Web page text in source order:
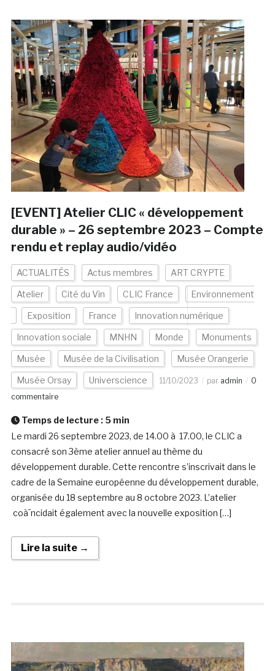
[EVENT] Atelier CLIC « développement
durable » – 26 septembre 2023 – Compte
rendu et replay audio/vidéo
ACTUALITÉS Actus membres ART CRYPTE
Atelier Cité du Vin CLIC France Environnement
Exposition France Innovation numérique
Innovation sociale MNHN Monde Monuments
Musée Musée de la Civilisation Musée Orangerie
Musée Orsay Universcience 11/10/2023 par admin
0
commentaire
Temps de lecture : 5 min
Le mardi 26 septembre 2023, de 14.00 à 17.00, le CLIC a
consacré son 3ème atelier annuel au thème du
développement durable. Cette rencontre s’inscrivait dans le
cadre de la Semaine européenne du développement durable,
organisée du 18 septembre au 8 octobre 2023. L’atelier
coà¯ncidait également avec la nouvelle exposition […]
Lire la suite →